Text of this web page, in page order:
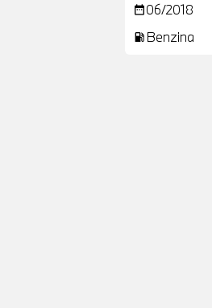
date_range06/2018
local_gas_station Benzina